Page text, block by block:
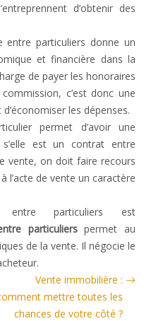
d’obtenir des
entre particuliers donne un
et financière dans la
de payer les honoraires
c’est donc une
les dépenses.
permet d’avoir une
est un contrat entre
vente, on doit faire recours
l’acte de vente un caractère
particuliers est
particulierspermet au
de la vente. Il négocie le
Vente immobilière :
mettre toutes les
chances de votre côté ?